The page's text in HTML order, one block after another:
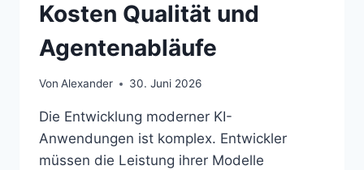
Kosten Qualität und
Agentenabläufe
Von Alexander 30. Juni 2026
Die Entwicklung moderner KI-
Anwendungen ist komplex. Entwickler
müssen die Leistung ihrer Modelle